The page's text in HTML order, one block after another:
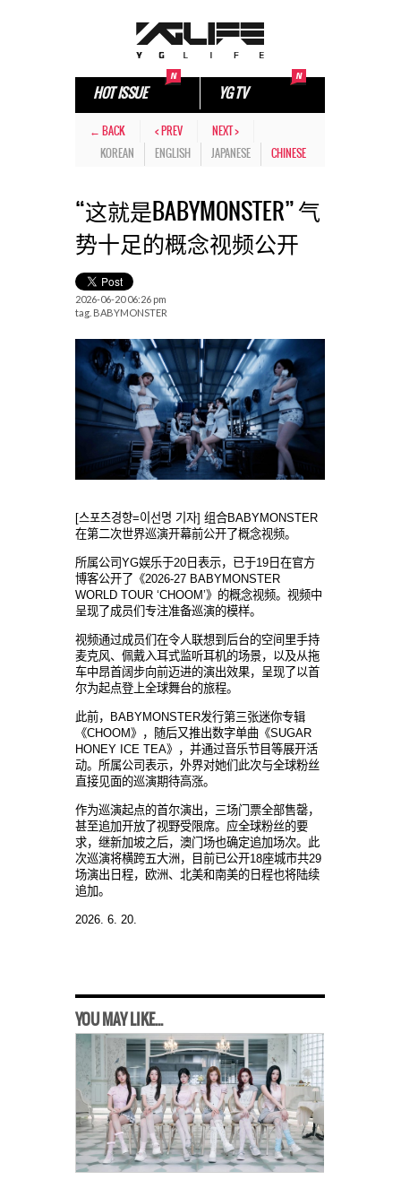
HOT ISSUE YG TV
← BACK < PREV
NEXT >
KOREAN
ENGLISH JAPANESE CHINESE
“这就是BABYMONSTER” 气
势十足的概念视频公开
2026-06-20 06:26 pm
tag. BABYMONSTER
[스포츠경향=이선명 기자] 组合BABYMONSTER
在第二次世界巡演开幕前公开 了概念视频。
所属公司 YG娱乐于20日表示，已于19日在官方
博客公开 了《2026-27 BABYMONSTER
WORLD TOUR ‘CHOOM’》的概念视频。 视频中
呈现 了成员们专注准备巡演的模样。
视频通过成员们 在令人联想到后台的空间 里手持
麦克风、佩戴入耳式监听耳机的场景，以及从拖
车中昂首阔步向前迈进的演出效果，呈现 了以首
尔为起点登上全球舞台的旅程。
此前，BABYMONSTER发行第三张迷你专辑
《CHOOM》， 随后又推出数字单曲《SUGAR
HONEY ICE TEA》， 并通过音乐节 目等展开活
动。 所属公司表示，外界对她们 此次与全球粉丝
直接见面的巡演期待高涨。
作为巡演起点的首尔演出，三场门 票全部售罄，
甚至追加开放了视野受限席。 应全球粉丝的要
求， 继新加坡之后，澳门 场也确定追加场次。此
次巡演将横跨五大洲，目前已公开18座城市共29
场演出日程， 欧洲、北美和南美的日程也将陆续
追加。
2026. 6. 20.
YOU MAY LIKE...